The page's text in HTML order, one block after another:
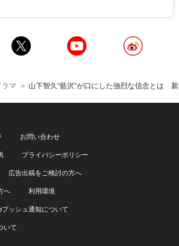
ラマ 山下智久“藍沢”が口にした強烈な信念とは 新垣結衣“白石”・戸田恵梨香“緋山”は“死”と向き合う＜コード・ブルー
お問い合わせ
プライバシーポリシー
広告出稿をご検討の方へ
へ
利用環境
プッシュ通知について
いて